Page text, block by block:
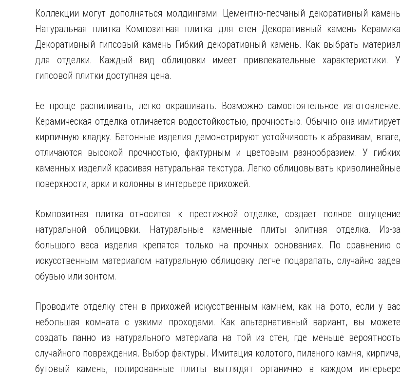
Коллекции могут дополняться молдингами. Цементно-песчаный декоративный камень
Натуральная плитка Композитная плитка для стен Декоративный камень Керамика
Декоративный гипсовый камень Гибкий декоративный камень. Как выбрать материал
для отделки. Каждый вид облицовки имеет привлекательные характеристики. У
гипсовой плитки доступная цена.
Ее проще распиливать, легко окрашивать. Возможно самостоятельное изготовление.
Керамическая отделка отличается водостойкостью, прочностью. Обычно она имитирует
кирпичную кладку. Бетонные изделия демонстрируют устойчивость к абразивам, влаге,
отличаются высокой прочностью, фактурным и цветовым разнообразием. У гибких
каменных изделий красивая натуральная текстура. Легко облицовывать криволинейные
поверхности, арки и колонны в интерьере прихожей.
Композитная плитка относится к престижной отделке, создает полное ощущение
натуральной облицовки. Натуральные каменные плиты элитная отделка. Из-за
большого веса изделия крепятся только на прочных основаниях. По сравнению с
искусственным материалом натуральную облицовку легче поцарапать, случайно задев
обувью или зонтом.
Проводите отделку стен в прихожей искусственным камнем, как на фото, если у вас
небольшая комната с узкими проходами. Как альтернативный вариант, вы можете
создать панно из натурального материала на той из стен, где меньше вероятность
случайного повреждения. Выбор фактуры. Имитация колотого, пиленого камня, кирпича,
бутовый камень, полированные плиты выглядят органично в каждом интерьере